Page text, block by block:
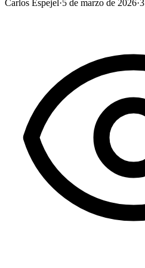
Carlos Espejel ·5 de marzo de 2026·3